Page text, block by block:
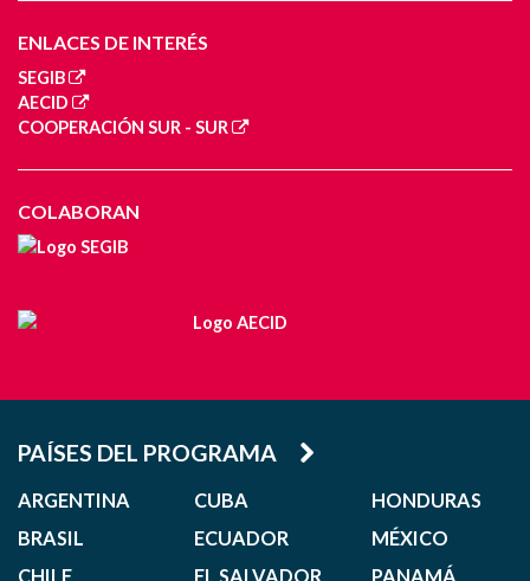
ENLACES DE INTERÉS
SEGIB
AECID
COOPERACIÓN SUR - SUR
COLABORAN
PAÍSES DEL PROGRAMA
ARGENTINA
BRASIL
CHILE
CUBA
ECUADOR
EL SALVADOR
HONDURAS
MÉXICO
PANAMÁ